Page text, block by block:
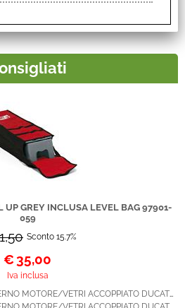
SPEDIZIONE
UP GREY INCLUSA LEVEL BAG 97901-
059
Sconto 15.7%
€ 35,00
Iva inclusa
OSCURANTE TERMICO ESTERNO MOTORE/VETRI ACCOPPIATO DUCATO X230 DAL 1994 AL 2001